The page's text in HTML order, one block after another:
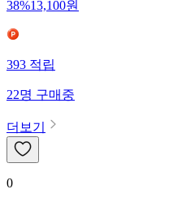
38%13,100원
393적립
22명구매중
더보기
0